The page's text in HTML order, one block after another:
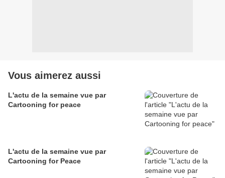
Vous aimerez aussi
L'actu de la semaine vue par
Cartooning for peace
L'actu de la semaine vue par
Cartooning for Peace